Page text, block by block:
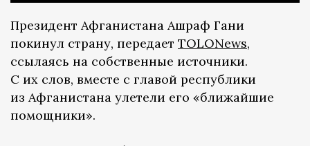
Президент Афганистана Ашраф Гани
покинул страну, передает TOLONews,
ссылаясь на собственные источники.
С их слов, вместе с главой республики
из Афганистана улетели его «ближайшие
помощники».